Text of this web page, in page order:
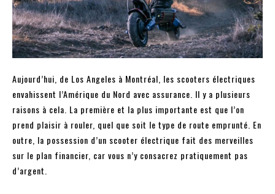
Aujourd’hui, de Los Angeles à Montréal, les scooters électriques
envahissent l’Amérique du Nord avec assurance. Il y a plusieurs
raisons à cela. La première et la plus importante est que l’on
prend plaisir à rouler, quel que soit le type de route emprunté. En
outre, la possession d’un scooter électrique fait des merveilles
sur le plan financier, car vous n’y consacrez pratiquement pas
d’argent.